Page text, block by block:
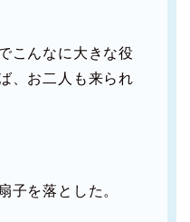
こんなに大きな役
、お二人も来られ
子を落とした。